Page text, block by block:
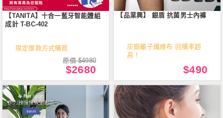
【TANITA】十合一藍牙智能體組
成計 T-BC-402
限定匯款方式購買
原價 $4980
$2680
【品業興】 銀盾 抗菌男士內褲
炭銀離子纖維布 回購率超
高！
$490